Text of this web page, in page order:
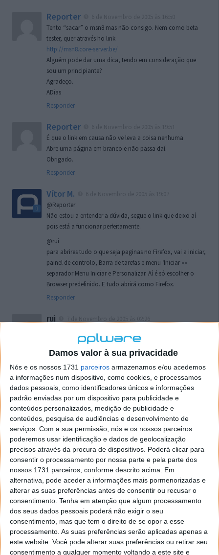
Damos valor à sua privacidade
Nós e os nossos 1731 parceiros armazenamos e/ou acedemos
a informações num dispositivo, como cookies, e processamos
dados pessoais, como identificadores únicos e informações
padrão enviadas por um dispositivo para publicidade e
conteúdos personalizados, medição de publicidade e
conteúdos, pesquisa de audiências e desenvolvimento de
serviços. Com a sua permissão, nós e os nossos parceiros
poderemos usar identificação e dados de geolocalização
precisos através da procura de dispositivos. Poderá clicar para
consentir o processamento por nossa parte e pela parte dos
nossos 1731 parceiros, conforme descrito acima. Em
alternativa, pode aceder a informações mais pormenorizadas e
alterar as suas preferências antes de consentir ou recusar o
consentimento. Tenha em atenção que algum processamento
dos seus dados pessoais poderá não exigir o seu
consentimento, mas que tem o direito de se opor a esse
processamento. As suas preferências serão aplicadas apenas a
este website. Você pode alterar suas preferências ou retirar seu
consentimento a qualquer momento voltando a este site e
Reporter
Tento “sacar” o msn8 mas não consigo. Nem como beta
tester, quer através ho link
http://msn8.core-server.be/
Alguém pode dar uma dica, tendo em consideração que
sou um principiante?
Agradeço.
ADias
Responder
Reporter
É que o link em causa não ve leva a coisa nenhuma.
Abre uma página em branco e não passa daí.
Obrigado.
Responder
Vítor M.
@Reporter
Não estou a entender a dúvida, segue o link que deixo aí
pois está a funcionar perfeitamente.
@rui
para abrires tudo o que seja paginas no Firefox, vai a iniciar,
painel de controlo, Barra de tarefas e menu ‘Iniciar »»
separador Menu Iniciar e Personalizar. Aí é só escolher o
Browser predefinido. E tudo abrirá como Firefox.
Responder
rui
localizaçao referida n se encontra la nada k me permita por
o firefox como browser predefenido
Ja percorri o painel
tentei apagar o explorer na tentativa de forçar o uso do
firefox mas em vao. Kaso te lembres de outra dica fico
agradecido, caso contrario obrigado a mesma
Responder
Vítor M.
7 de Novembro de 2005 às 01:39
@Reporter
Desculpa mas o link funciona. Seja como for segue por mail
o MSn Messenger 8.
Responder
Vítor M.
@Rui
Tens de encontrar o que te falei. Faz da seguinte maneira,
janela iniciar e no topo dessa janela com o botão direito do
rato faz propriedades. Depois no separador Menu ‘Iniciar’
clica no botão ‘Personalizar’ aí encontrarás no separador